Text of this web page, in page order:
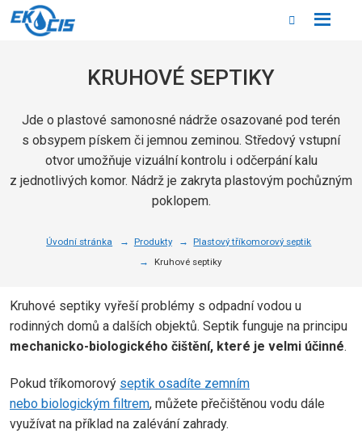
KRUHOVÉ SEPTIKY
Jde o plastové samonosné nádrže osazované pod terén
s obsypem pískem či jemnou zeminou. Středový vstupní
otvor umožňuje vizuální kontrolu i odčerpání kalu
z jednotlivých komor. Nádrž je zakryta plastovým pochůzným
poklopem.
Úvodní stránka Produkty
Plastový tříkomorový septik
Kruhové septiky
Kruhové septiky vyřeší problémy s odpadní vodou u
rodinných domů a dalších objektů. Septik funguje na principu
mechanicko-biologického čištění, které je velmi účinné.
Pokud tříkomorový septik osadíte zemním
nebo biologickým filtrem, můžete přečištěnou vodu dále
využívat na příklad na zalévání zahrady.